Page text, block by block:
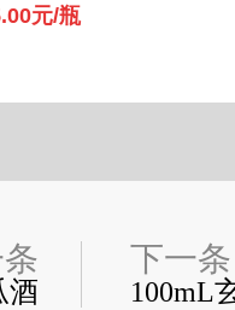
元/瓶
条
酒
下一条
100mL